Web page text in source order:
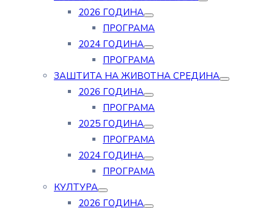
2026 ГОДИНА
ПРОГРАМА
2024 ГОДИНА
ПРОГРАМА
ЗАШТИТА НА ЖИВОТНА СРЕДИНА
2026 ГОДИНА
ПРОГРАМА
2025 ГОДИНА
ПРОГРАМА
2024 ГОДИНА
ПРОГРАМА
КУЛТУРА
2026 ГОДИНА